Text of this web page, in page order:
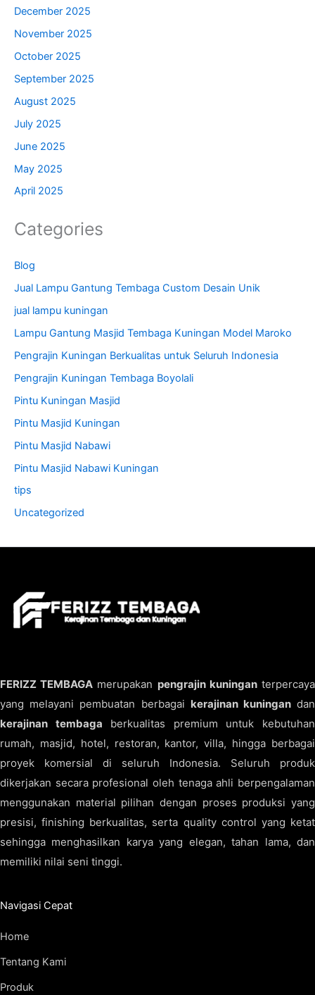
December 2025
November 2025
October 2025
September 2025
August 2025
July 2025
June 2025
May 2025
April 2025
Categories
Blog
Jual Lampu Gantung Tembaga Custom Desain Unik
jual lampu kuningan
Lampu Gantung Masjid Tembaga Kuningan Model Maroko
Pengrajin Kuningan Berkualitas untuk Seluruh Indonesia
Pengrajin Kuningan Tembaga Boyolali
Pintu Kuningan Masjid
Pintu Masjid Kuningan
Pintu Masjid Nabawi
Pintu Masjid Nabawi Kuningan
tips
Uncategorized
FERIZZ TEMBAGA merupakan pengrajin kuninganterpercaya
yang melayani pembuatan berbagai kerajinan kuningandan
kerajinan tembaga berkualitas premium untuk kebutuhan
rumah, masjid, hotel, restoran, kantor, villa, hingga berbagai
proyek komersial di seluruh Indonesia. Seluruh produk
dikerjakan secara profesional oleh tenaga ahli berpengalaman
menggunakan material pilihan dengan proses produksi yang
presisi, finishing berkualitas, serta quality control yang ketat
sehingga menghasilkan karya yang elegan, tahan lama, dan
memiliki nilai seni tinggi.
Navigasi Cepat
Home
Tentang Kami
Produk